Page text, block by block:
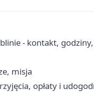
- kontakt,
misja
opłaty i